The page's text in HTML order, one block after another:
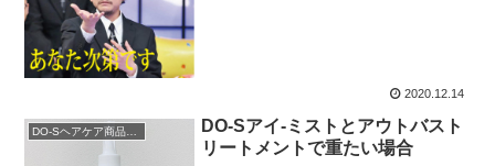
2020.12.14
DO-Sヘアケア商品説明
DO-Sアイ-ミストとアウトバスト
リートメントで重たい場合